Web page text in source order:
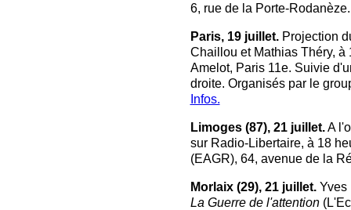
6, rue de la Porte-Rodanèze.
Paris, 19 juillet.Projection
Chaillou et Mathias Théry,
Amelot, Paris 11e. Suivie
droite. Organisés par le
Infos.
Limoges (87), 21 juillet.A
sur Radio-Libertaire, à 18
(EAGR), 64, avenue de la
Morlaix (29), 21 juillet.Yves
La Guerre de l'attention